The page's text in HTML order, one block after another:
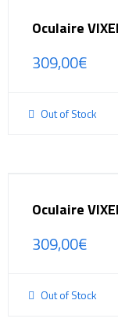
Oculaire
309,00€
Out of Stock
Oculaire
309,00€
Out of Stock